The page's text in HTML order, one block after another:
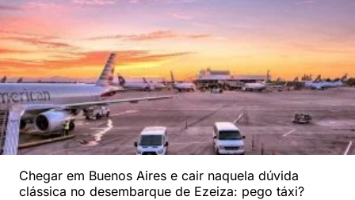
Chegar em Buenos Aires e cair naquela dúvida
clássica no desembarque de Ezeiza: pego táxi?